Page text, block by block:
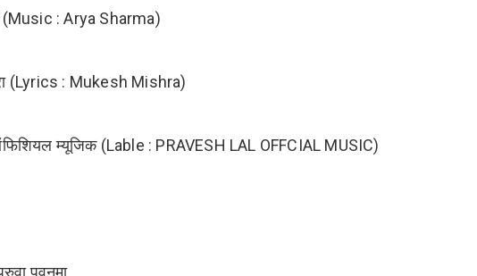
(Music : Arya Sharma)
(Lyrics : Mukesh Mishra)
म्यूजिक (Lable : PRAVESH LAL OFFCIAL MUSIC)